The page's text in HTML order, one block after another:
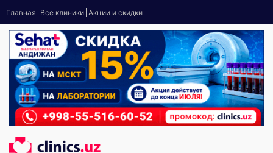
Главная Все клиники Акции и скидки